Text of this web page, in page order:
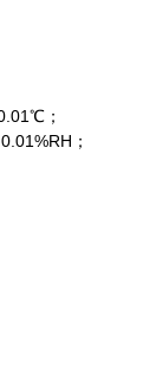
；
；